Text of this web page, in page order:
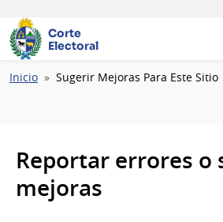
Corte
Electoral
Ruta
Inicio Sugerir Mejoras Para Este Sitio
Reportar errores o
mejoras